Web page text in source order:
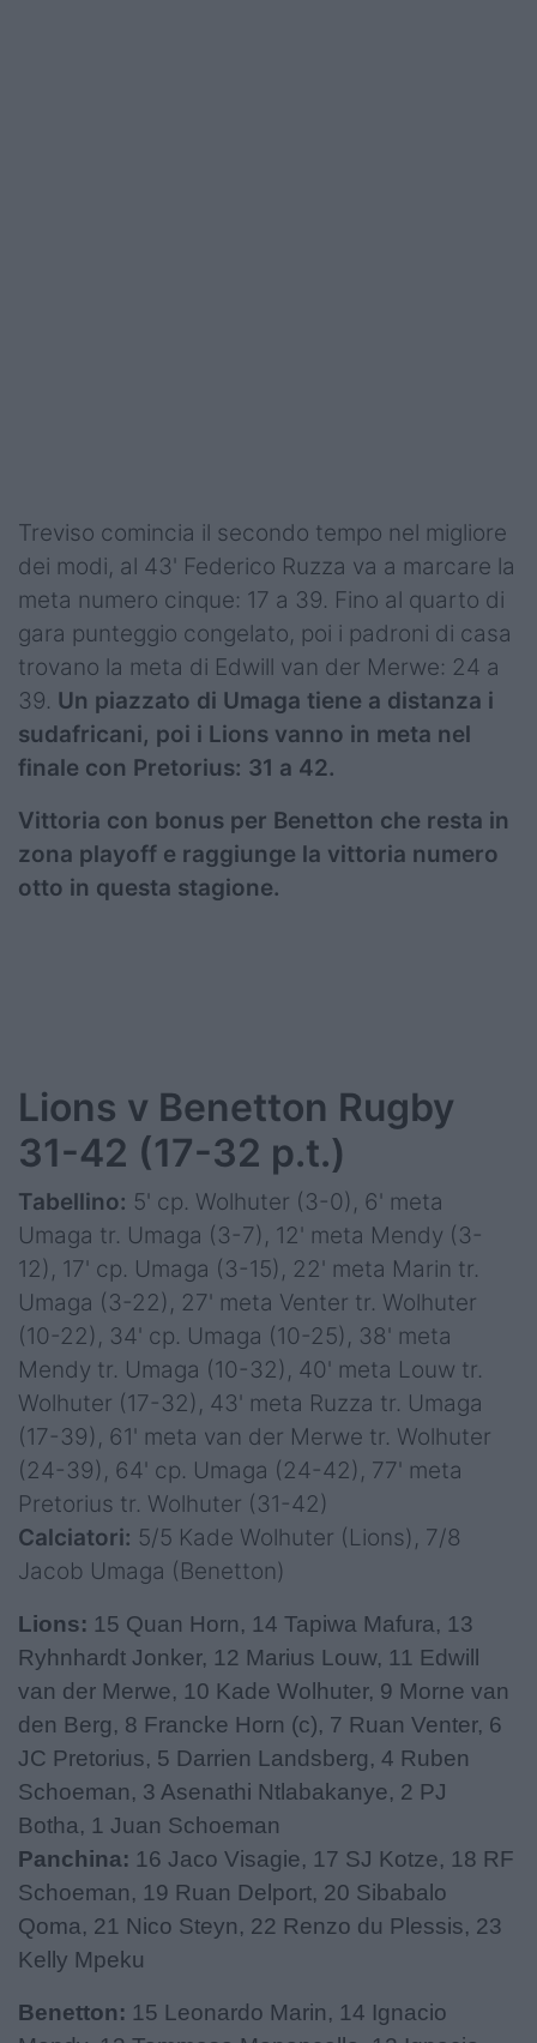
Treviso comincia il secondo tempo nel migliore
dei modi, al 43' Federico Ruzza va a marcare la
meta numero cinque: 17 a 39. Fino al quarto di
gara punteggio congelato, poi i padroni di casa
trovano la meta di Edwill van der Merwe: 24 a
39. Un piazzato di Umaga tiene a distanza i
sudafricani, poi i Lions vanno in meta nel
finale con Pretorius: 31 a 42.
Vittoria con bonus per Benetton che resta in
zona playoff e raggiunge la vittoria numero
otto in questa stagione.
Lions v Benetton Rugby
31-42 (17-32 p.t.)
Tabellino: 5' cp. Wolhuter (3-0), 6' meta
Umaga tr. Umaga (3-7), 12' meta Mendy (3-
12), 17' cp. Umaga (3-15), 22' meta Marin tr.
Umaga (3-22), 27' meta Venter tr. Wolhuter
(10-22), 34' cp. Umaga (10-25), 38' meta
Mendy tr. Umaga (10-32), 40' meta Louw tr.
Wolhuter (17-32), 43' meta Ruzza tr. Umaga
(17-39), 61' meta van der Merwe tr. Wolhuter
(24-39), 64' cp. Umaga (24-42), 77' meta
Pretorius tr. Wolhuter (31-42)
Calciatori: 5/5 Kade Wolhuter (Lions), 7/8
Jacob Umaga (Benetton)
Lions: 15 Quan Horn, 14 Tapiwa Mafura, 13
Ryhnhardt Jonker, 12 Marius Louw, 11 Edwill
van der Merwe, 10 Kade Wolhuter, 9 Morne van
den Berg, 8 Francke Horn (c), 7 Ruan Venter, 6
JC Pretorius, 5 Darrien Landsberg, 4 Ruben
Schoeman, 3 Asenathi Ntlabakanye, 2 PJ
Botha, 1 Juan Schoeman
Panchina: 16 Jaco Visagie, 17 SJ Kotze, 18 RF
Schoeman, 19 Ruan Delport, 20 Sibabalo
Qoma, 21 Nico Steyn, 22 Renzo du Plessis, 23
Kelly Mpeku
Benetton: 15 Leonardo Marin, 14 Ignacio